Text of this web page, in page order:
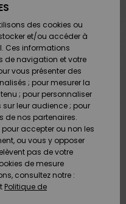
des cookies ou
et/ou accéder à
Ces informations
de navigation et votre
vous présenter des
; pour mesurer la
; pour personnaliser
sur leur audience ; pour
de nos partenaires.
accepter ou non les
ou vous y opposer
pas de votre
de mesure
consultez notre :
Politique de